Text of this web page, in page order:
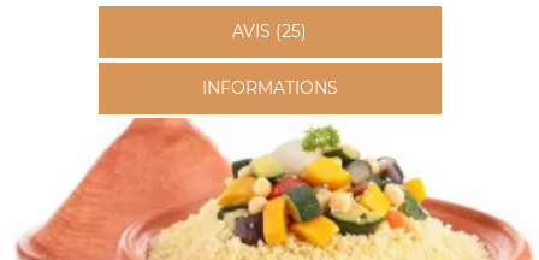
AVIS (25)
INFORMATIONS